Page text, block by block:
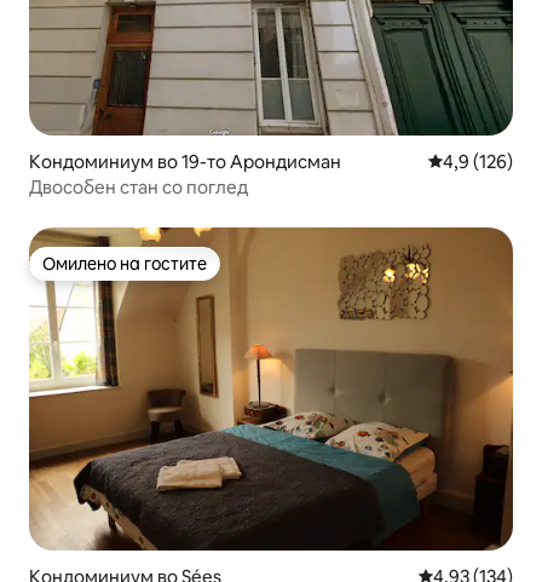
Кондоминиум во 19-то Арондисман Просечна
4,9 (126)
Двособен стан со поглед
Омилено на гостите
Омилено на гостите
Кондоминиум во Sées Просечна
4,93 (134)